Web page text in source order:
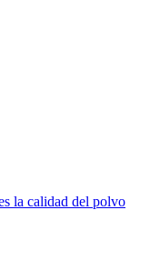
la calidad del polvo